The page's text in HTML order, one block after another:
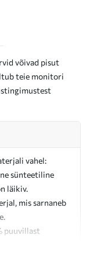
võivad pisut
teie monitori
vahel:
sünteetiline
läikiv.
mis sarnaneb
puuvillast